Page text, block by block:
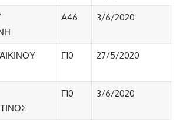
Α46 3/6/2020
Γ10 27/5/2020
Γ10 3/6/2020